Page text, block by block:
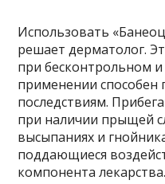
Использовать
решает дерматолог.
при бесконтрольном
применении способен
последствиям.
при наличии прыщей
высыпаниях и
поддающиеся
компонента лекарства.